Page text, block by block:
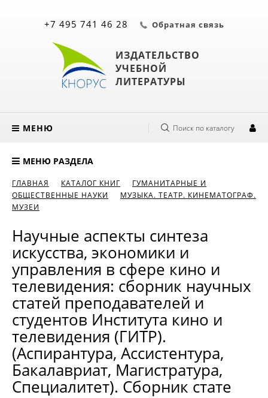
ИЗДАТЕЛЬСТВО
УЧЕБНОЙ
ЛИТЕРАТУРЫ
+7 495 741 46 28 Обратная связь
МЕНЮ Поиск по каталогу
МЕНЮ РАЗДЕЛА
ГЛАВНАЯ КАТАЛОГ КНИГ
ГУМАНИТАРНЫЕ И
ОБЩЕСТВЕННЫЕ НАУКИ
МУЗЫКА. ТЕАТР. КИНЕМАТОГРАФ.
МУЗЕИ
Научные аспекты синтеза
искусства, экономики и
управления в сфере кино и
телевидения: сборник научных
статей преподавателей и
студентов Института кино и
телевидения (ГИТР).
(Аспирантура, Ассистентура,
Бакалавриат, Магистратура,
Специалитет). Сборник стате